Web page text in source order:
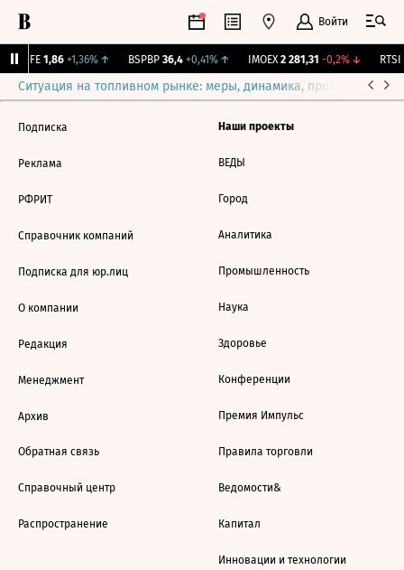
Войти
LIFE 1,86 +1,36%↑ BSPBP 36,4 +0,41%↑ IMOEX 2 281,31 -0,2%↓ RTSI
Ситуация на топливном рынке: меры, динамика, прогнозы
Подписка
Реклама
РФРИТ
Справочник компаний
Подписка для юр.лиц
О компании
Редакция
Менеджмент
Архив
Обратная связь
Справочный центр
Распространение
Наши проекты
ВЕДЫ
Город
Аналитика
Промышленность
Наука
Здоровье
Конференции
Премия Импульс
Правила торговли
Ведомости&
Капитал
Инновации и технологии